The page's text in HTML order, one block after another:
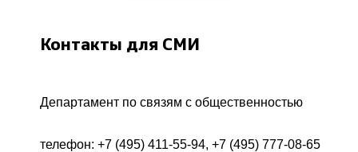
Контакты для СМИ
Департамент по связям с общественностью
телефон: +7 (495) 411-55-94, +7 (495) 777-08-65